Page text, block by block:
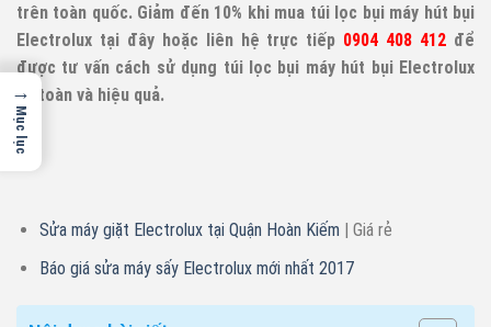
trên toàn quốc. Giảm đến 10% khi mua túi lọc bụi máy hút bụi
Electrolux tại đây hoặc liên hệ trực tiếp 0904 408 412 để
được tư vấn cách sử dụng túi lọc bụi máy hút bụi Electrolux
an toàn và hiệu quả.
Sửa máy giặt Electrolux tại Quận Hoàn Kiếm | Giá rẻ
Báo giá sửa máy sấy Electrolux mới nhất 2017
→
Mục lục